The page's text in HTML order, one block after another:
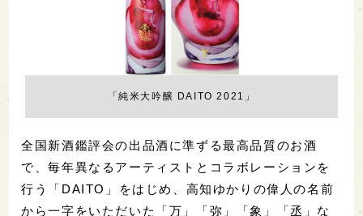
「純米大吟醸 DAITO 2021」
全国新酒鑑評会の出品酒に準ずる最高品質のお酒
で、毎年異なるアーティストとコラボレーションを
行う「DAITO」をはじめ、高知ゆかりの偉人の名前
から一字をいただいた「万」「弥」「象」「丞」な